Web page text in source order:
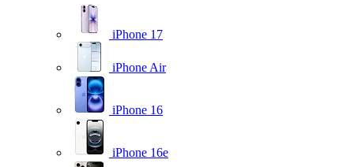
iPhone 17
iPhone Air
iPhone 16
iPhone 16e